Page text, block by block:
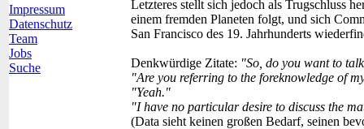
Impressum
Datenschutz
Team
Jobs
Suche
Letzteres stellt sich jedoch als Trugschluss
einem fremden Planeten folgt, und sich
San Francisco des 19. Jahrhunderts
Denkwürdige Zitate: "So, do you want to
"Are you referring to the foreknowledge of
"Yeah."
"I have no particular desire to discuss the
(Data sieht keinen großen Bedarf, seinen